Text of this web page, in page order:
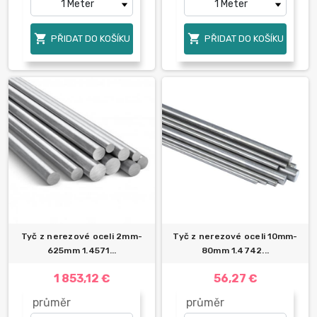
 PŘIDAT DO KOŠÍKU  PŘIDAT DO KOŠÍKU
Tyč z nerezové oceli 2mm-
625mm 1.4571...
1 853,12 €
průměr
Tyč z nerezové oceli 10mm-
80mm 1.4742...
56,27 €
průměr